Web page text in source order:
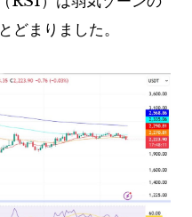
どまりました。